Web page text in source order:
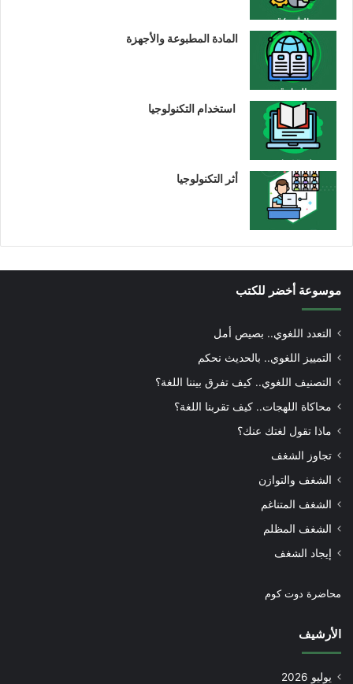
المادة المطبوعة والأجهزة
استخدام التكنولوجيا
أثر التكنولوجيا
موسوعة أخضر للكتب
التعدد اللغوي.. بصيص أمل
التمييز اللغوي.. بالحديث نحكم
التصنيف اللغوي.. كيف تفرق بيننا اللغة؟
محاكاة اللهجات.. كيف تقربنا اللغة؟
ماذا تقول لغتك عنك؟
تجاوز الشغف
الشغف والتوازن
الشغف المتناغم
الشغف المظلم
إيجاد الشغف
محاضرة دوت كوم
الأرشيف
يوليو 2026